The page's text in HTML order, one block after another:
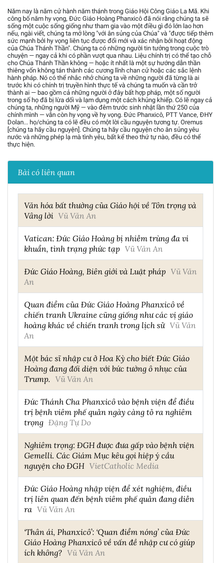
Năm nay là năm cử hành năm thánh trong Giáo Hội Công Giáo La Mã. Khi
công bố năm hy vọng, Đức Giáo Hoàng Phanxicô đã nói rằng chúng ta sẽ
sống một cuộc sống giống như tham gia vào một điều gì đó lớn lao hơn
nếu, ngài viết, chúng ta mở lòng "với ân sủng của Chúa" và "được tiếp thêm
sức mạnh bởi hy vọng liên tục được đổi mới và xác nhận bởi hoạt động
của Chúa Thánh Thần". Chúng ta có những người tin tưởng trong cuộc trò
chuyện — ngay cả khi có phần vượt qua nhau. Liệu chính trị có thể tạo chỗ
cho Chúa Thánh Thần không — hoặc ít nhất là một sự hướng dẫn thần
thiêng vốn không tán thành các cương lĩnh chan cử hoặc các sắc lệnh
hành pháp. Nó có thể nhắc nhở chúng ta về những người đã từng là ai
trước khi có chính trị truyền hình thực tế và chúng ta muốn và cần trở
thành ai — bao gồm cả những người ở đây bất hợp pháp, một số người
trong số họ đã bị lừa dối và lạm dụng một cách khủng khiếp. Có lẽ ngay cả
chúng ta, những người Mỹ — vào đêm trước sinh nhật lần thứ 250 của
chính mình — vẫn còn hy vọng về hy vọng. Đức Phanxicô, PTT Vance, ĐHY
Dolan... họ/chúng ta có lẽ đều có một lời cầu nguyện tương tự. Oremus
[chúng ta hãy cầu nguyện]. Chúng ta hãy cầu nguyện cho ân sủng yêu
nước và những phép lạ mà tình yêu, bất kể theo thứ tự nào, đều có thể
thực hiện.
Bài có liên quan
Văn hóa bất thường của Giáo hội về Tôn trọng và
Vâng lời Vũ Văn An
Vatican: Đức Giáo Hoàng bị nhiễm trùng đa vi
khuẩn, tình trạng phức tạp Vũ Văn An
Đức Giáo Hoàng, Biên giới và Luật pháp Vũ Văn
An
Quan điểm của Đức Giáo Hoàng Phanxicô về
chiến tranh Ukraine cũng giống như các vị giáo
hoàng khác về chiến tranh trong lịch sử Vũ Văn
An
Một bác sĩ nhập cư ở Hoa Kỳ cho biết Đức Giáo
Hoàng đang đối diện với bức tường ô nhục của
Trump. Vũ Văn An
Đức Thánh Cha Phanxicô vào bệnh viện để điều
trị bệnh viêm phế quản ngày càng tỏ ra nghiêm
trọng Đặng Tự Do
Nghiêm trọng: ĐGH được đưa gấp vào bệnh viện
Gemelli. Các Giám Mục kêu gọi hiệp ý cầu
nguyện cho ĐGH VietCatholic Media
Đức Giáo Hoàng nhập viện để xét nghiệm, điều
trị liên quan đến bệnh viêm phế quản đang diễn
ra Vũ Văn An
‘Thân ái, Phanxicô’: ‘Quan điểm nóng’ của Đức
Giáo Hoàng Phanxicô về vấn đề nhập cư có giúp
ích không? Vũ Văn An